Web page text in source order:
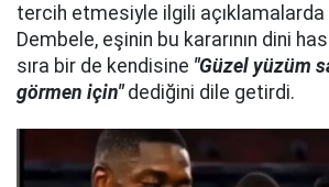
tercih etmesiyle ilgili açıklamalarda
Dembele, eşinin bu kararının dini
sıra bir de kendisine "Güzel yüzüm
görmen için"dediğini dile getirdi.